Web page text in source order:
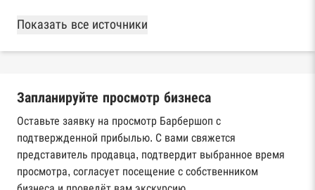
База Росстата
Реестры ЕГРЮЛ и ЕГРИП Федеральной
Реестр государственных контрактов
Федерального казначейства
Картотека арбитражных дел Высшего
арбитражного суда
Показать все источники
Запланируйте просмотр бизнеса
Оставьте заявку на просмотр Барбершоп с
подтвержденной прибылью. С вами свяжется
представитель продавца, подтвердит выбранное время
просмотра, согласует посещение с собственником